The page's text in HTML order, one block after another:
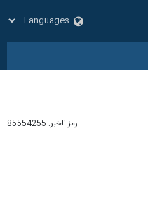
رمز الخبر: 85554255